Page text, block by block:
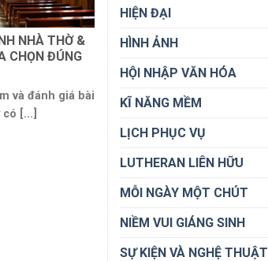
NHÀ THỜ &
CHỌN ĐÚNG
và đánh giá bài
[...]
HIỆN ĐẠI
HÌNH ẢNH
HỘI NHẬP VĂN HÓA
KĨ NĂNG MỀM
LỊCH PHỤC VỤ
LUTHERAN LIÊN HỮU
MỖI NGÀY MỘT CHÚT
NIỀM VUI GIÁNG SINH
SỰ KIỆN VÀ NGHỆ THUẬT